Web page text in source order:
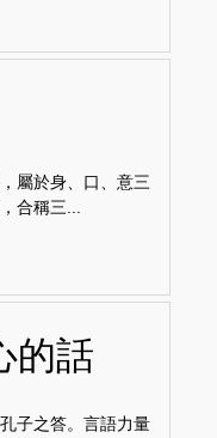
屬於身、口、意三
合稱三...
的話
子之答。言語力量